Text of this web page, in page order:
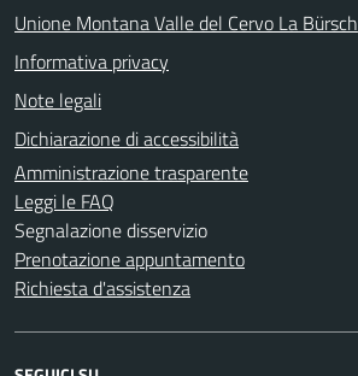
Unione Montana Valle del Cervo La Bürsch
Informativa privacy
Note legali
Dichiarazione di accessibilità
Amministrazione trasparente
Leggi le FAQ
Segnalazione disservizio
Prenotazione appuntamento
Richiesta d'assistenza